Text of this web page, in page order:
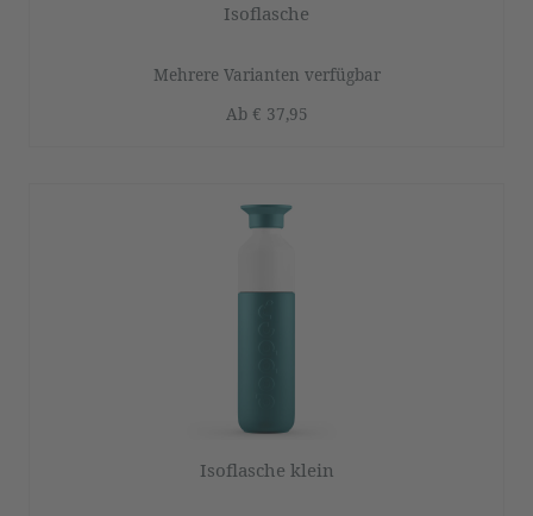
Isoflasche
Mehrere Varianten verfügbar
Ab € 37,95
Isoflasche klein